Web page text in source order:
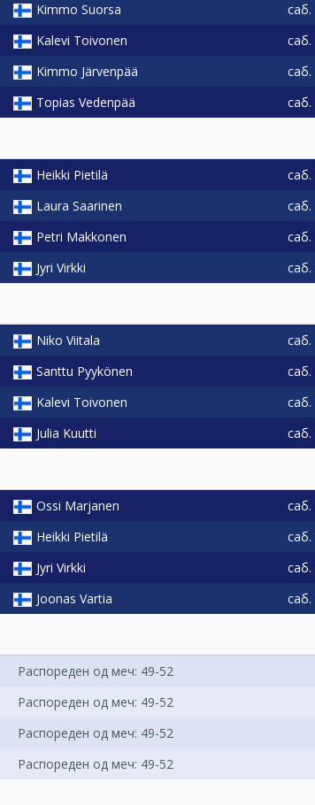
Kimmo Suorsa саб.
Kalevi Toivonen саб.
Kimmo Järvenpää саб.
Topias Vedenpää саб.
Heikki Pietilä саб.
Laura Saarinen саб.
Petri Makkonen саб.
Jyri Virkki саб.
Niko Viitala саб.
Santtu Pyykönen саб.
Kalevi Toivonen саб.
Julia Kuutti саб.
Ossi Marjanen саб.
Heikki Pietilä саб.
Jyri Virkki саб.
Joonas Vartia саб.
Распореден од меч: 49-52
Распореден од меч: 49-52
Распореден од меч: 49-52
Распореден од меч: 49-52